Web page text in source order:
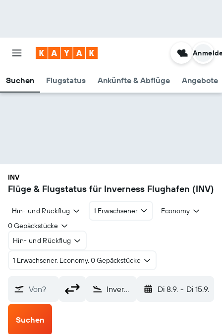
Suchen Flugstatus Ankünfte & Abflüge Angebote
INV
Flüge & Flugstatus für Inverness Flughafen (INV)
Hin- und Rückflug 1 Erwachsener
Economy
0 Gepäckstücke
Hin- und Rückflug
1 Erwachsener, Economy, 0 Gepäckstücke
Von? Inverness (INV) Di 8.9. - Di 15.9.
Suchen